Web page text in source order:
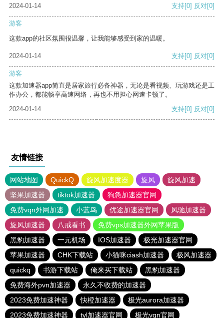
2024-01-14
支持[0] 反对[0]
游客
这款app的社区氛围很温馨，让我能够感受到家的温暖。
2024-01-14 支持[0] 反对[0]
游客
这款加速器app简直是居家旅行必备神器，无论是看视频、玩游戏还是工
作办公，都能畅享高速网络，再也不用担心网速卡顿了。
2024-01-14
支持[0] 反对[0]
友情链接
网站地图 QuickQ 旋风加速度器 旋风
旋风加速
坚果加速器
tiktok加速器
狗急加速器官网
免费vqn外网加速
小蓝鸟 优途加速器官网
风驰加速器
旋风加速器
八戒看书
免费vps加速器外网苹果版
黑豹加速器
一元机场 IOS加速器
极光加速器官网
苹果加速器
CHK下载站 小猫咪ciash加速器
极风加速器
quickq
书游下载站 俺来买下载站
黑豹加速器
免费海外pvn加速器
永久不收费的加速器
2023免费加速神器
快橙加速器
极光aurora加速器
2023免费加速神器
tyl加速器官网 极光vqn官网